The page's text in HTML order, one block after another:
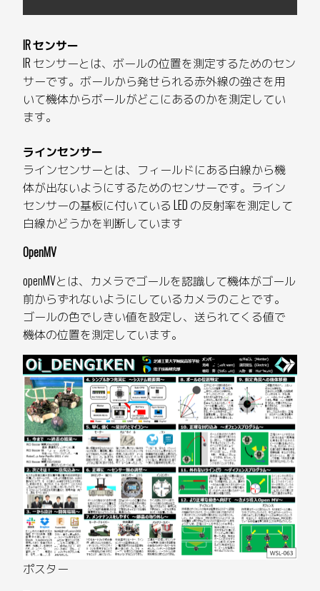
IR センサー
IR センサーとは、ボールの位置を測定するためのセン
サーです。ボールから発せられる赤外線の強さを用
いて機体からボールがどこにあるのかを測定してい
ます。
ラインセンサー
ラインセンサーとは、フィールドにある白線から機
体が出ないようにするためのセンサーです。ライン
センサーの基板に付いている LED の反射率を測定して
白線かどうかを判断しています
OpenMV
openMVとは、カメラでゴールを認識して機体がゴール
前からずれないようにしているカメラのことです。
ゴールの色でしきい値を設定し、送られてくる値で
機体の位置を測定しています。
ポスター